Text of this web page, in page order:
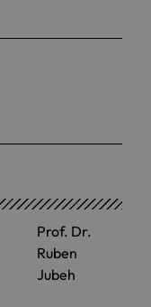
Prof. Dr.
Ruben
Jubeh